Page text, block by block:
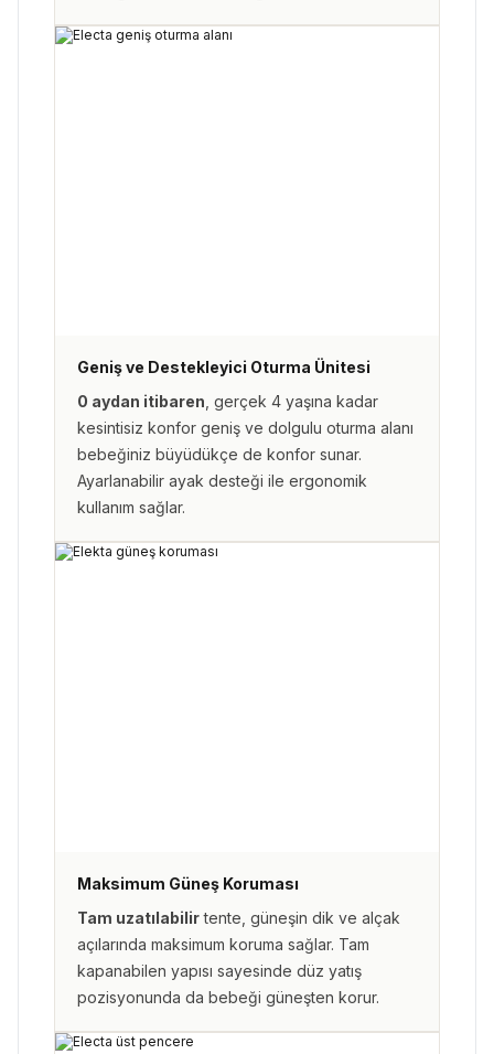
Geniş ve Destekleyici Oturma Ünitesi
0 aydan itibaren , gerçek 4 yaşına kadar
kesintisiz konfor geniş ve dolgulu oturma alanı
bebeğiniz büyüdükçe de konfor sunar.
Ayarlanabilir ayak desteği ile ergonomik
kullanım sağlar.
Maksimum Güneş Koruması
Tam uzatılabilirtente, güneşin dik ve alçak
açılarında maksimum koruma sağlar. Tam
kapanabilen yapısı sayesinde düz yatış
pozisyonunda da bebeği güneşten korur.